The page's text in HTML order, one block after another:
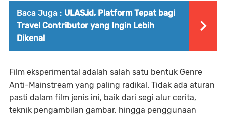
Baca Juga : ULAS.id, Platform Tepat bagi
Travel Contributor yang Ingin Lebih
Dikenal
Film eksperimental adalah salah satu bentuk Genre
Anti-Mainstream yang paling radikal. Tidak ada aturan
pasti dalam film jenis ini, baik dari segi alur cerita,
teknik pengambilan gambar, hingga penggunaan